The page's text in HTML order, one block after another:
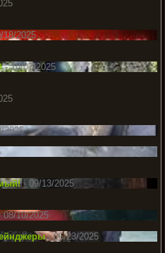
18/2025
- 10/07/2025
2025
- 09/13/2025
08/10/2025
- 06/23/2025